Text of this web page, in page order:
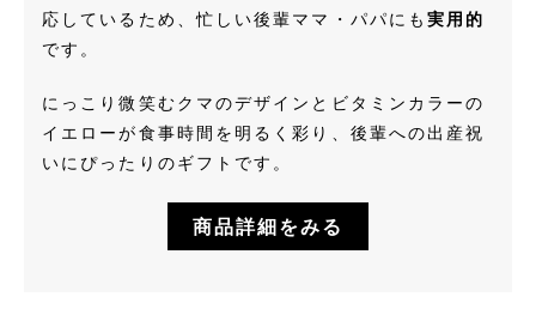
応しているため、忙しい後輩ママ・パパにも 実用的
です。
にっこり微笑むクマのデザインとビタミンカラーの
イエローが食事時間を明るく彩り、後輩への出産祝
いにぴったりのギフトです。
商品詳細をみる